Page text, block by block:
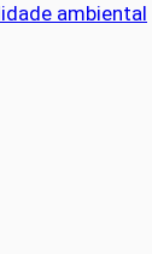
ambiental